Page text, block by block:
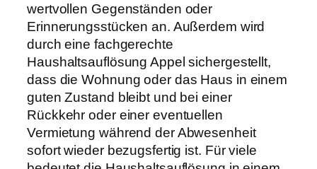
wertvollen Gegenständen oder
Erinnerungsstücken an. Außerdem wird
durch eine fachgerechte
Haushaltsauflösung Appel sichergestellt,
dass die Wohnung oder das Haus in einem
guten Zustand bleibt und bei einer
Rückkehr oder einer eventuellen
Vermietung während der Abwesenheit
sofort wieder bezugsfertig ist. Für viele